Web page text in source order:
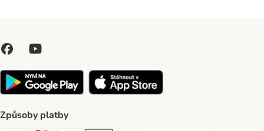
Způsoby platby